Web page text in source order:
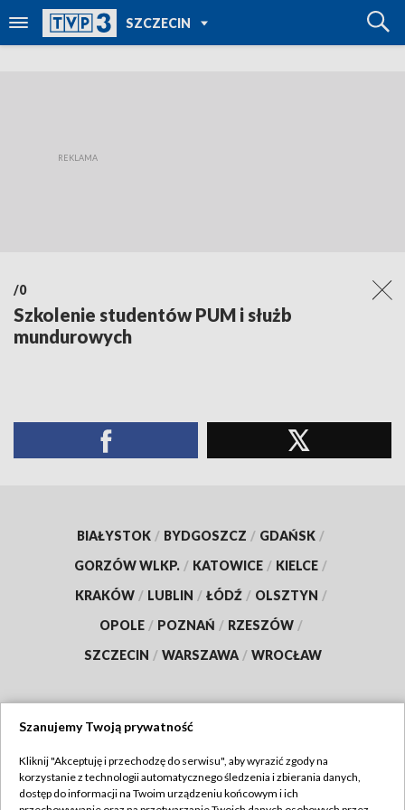
SZCZECIN
TVP REGIONY
/0
Szkolenie studentów PUM i służb
mundurowych
BIAŁYSTOK / BYDGOSZCZ / GDAŃSK /
GORZÓW WLKP. / KATOWICE / KIELCE /
KRAKÓW / LUBLIN / ŁÓDŹ / OLSZTYN /
OPOLE / POZNAŃ / RZESZÓW /
SZCZECIN / WARSZAWA / WROCŁAW
TVP
Szanujemy Twoją prywatność
Kliknij "Akceptuję i przechodzę do serwisu", aby wyrazić zgody na
korzystanie z technologii automatycznego śledzenia i zbierania danych,
dostęp do informacji na Twoim urządzeniu końcowym i ich